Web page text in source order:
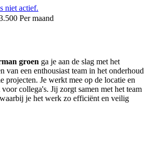
niet actief.
Per maand
groen ga je aan de slag met het
van een enthousiast team in het onderhoud
projecten. Je werkt mee op de locatie en
collega's. Jij zorgt samen met het team
je het werk zo efficiënt en veilig